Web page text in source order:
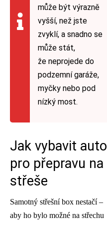
může být výrazně
vyšší, než jste
zvyklí, a snadno se
může stát,
že neprojede do
podzemní garáže,
myčky nebo pod
nízký most.
Jak vybavit auto
pro přepravu na
střeše
Samotný střešní box nestačí –
aby ho bylo možné na střechu